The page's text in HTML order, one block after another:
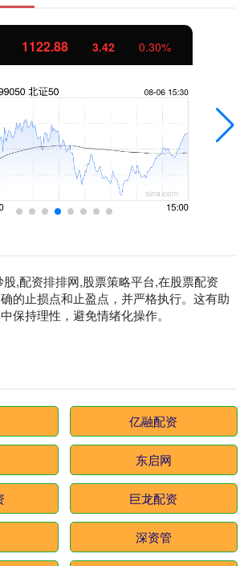
1122.88 3.42 0.30%
,配资排排网,股票策略平台,在股票配资
的止损点和止盈点，并严格执行。这有助
保持理性，避免情绪化操作。
亿融配资
东启网
巨龙配资
深资管